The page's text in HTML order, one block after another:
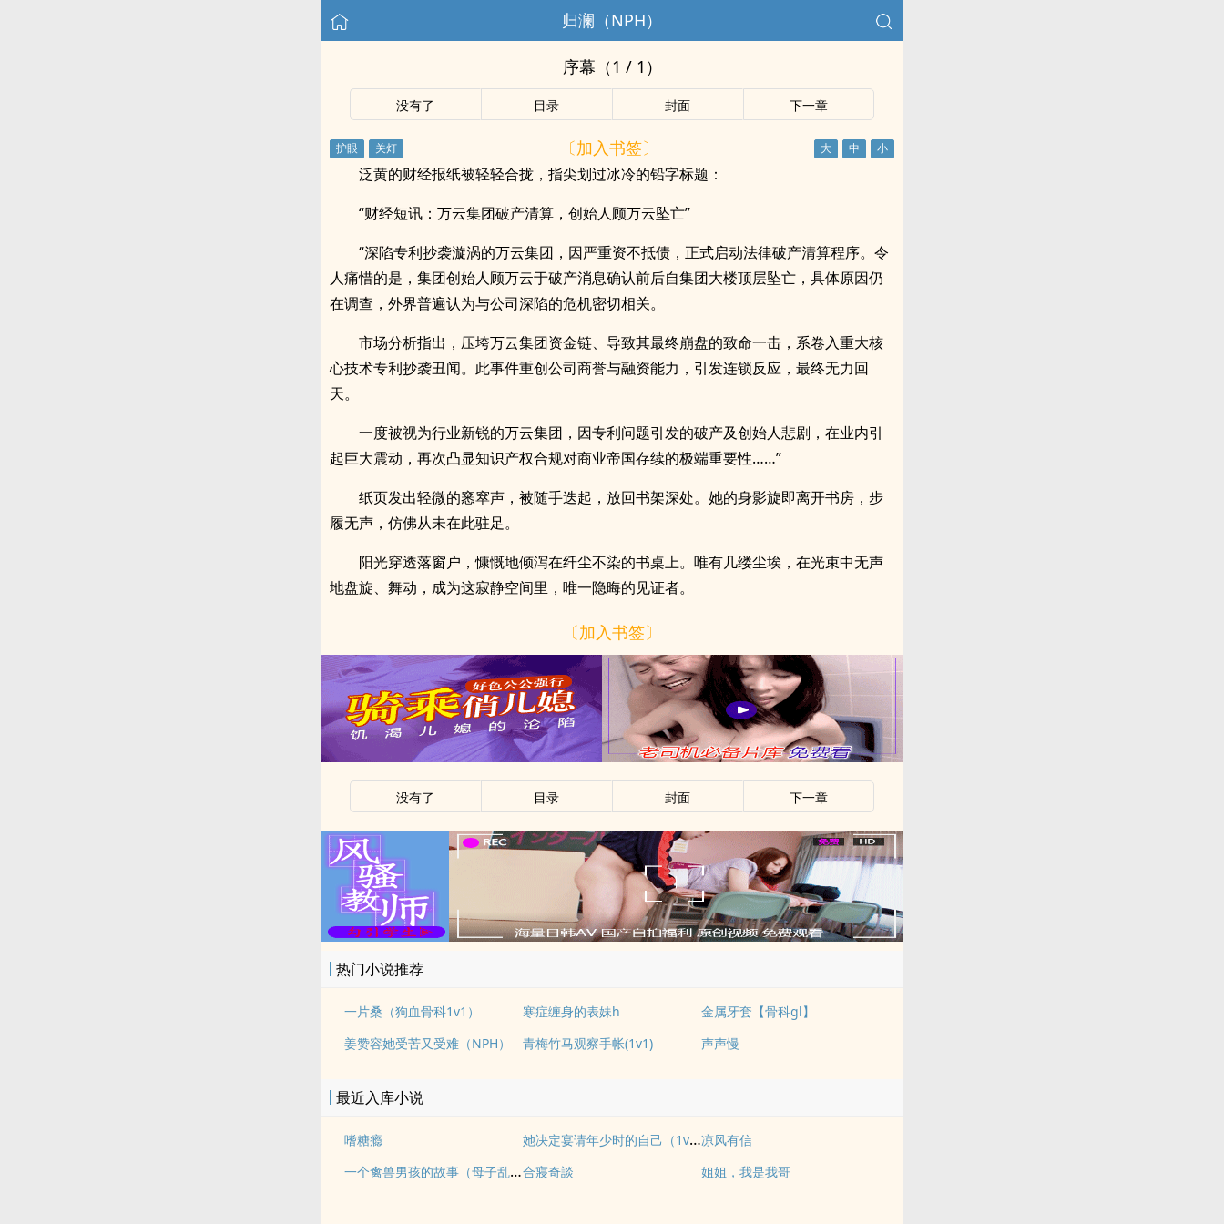
归澜（NPH）
序幕（1 / 1）
没有了 目录 封面 下一章
〔加入书签〕
泛黄的财经报纸被轻轻合拢，指尖划过冰冷的铅字标题：
“财经短讯：万云集团破产清算，创始人顾万云坠亡”
“深陷专利抄袭漩涡的万云集团，因严重资不抵债，正式启动法律破产清算程序。令
人痛惜的是，集团创始人顾万云于破产消息确认前后自集团大楼顶层坠亡，具体原因仍
在调查，外界普遍认为与公司深陷的危机密切相关。
市场分析指出，压垮万云集团资金链、导致其最终崩盘的致命一击，系卷入重大核
心技术专利抄袭丑闻。此事件重创公司商誉与融资能力，引发连锁反应，最终无力回
天。
一度被视为行业新锐的万云集团，因专利问题引发的破产及创始人悲剧，在业内引
起巨大震动，再次凸显知识产权合规对商业帝国存续的极端重要性……”
纸页发出轻微的窸窣声，被随手迭起，放回书架深处。她的身影旋即离开书房，步
履无声，仿佛从未在此驻足。
阳光穿透落窗户，慷慨地倾泻在纤尘不染的书桌上。唯有几缕尘埃，在光束中无声
地盘旋、舞动，成为这寂静空间里，唯一隐晦的见证者。
〔加入书签〕
没有了 目录 封面 下一章
热门小说推荐
一片桑（狗血骨科1v1） 寒症缠身的表妹h
金属牙套【骨科gl】
姜赞容她受苦又受难（NPH）
青梅竹马观察手帐(1v1) 声声慢
最近入库小说
嗜糖瘾 她决定宴请年少时的自己（1v1H）凉风有信
一个禽兽男孩的故事（母子乱伦）合寢奇談 姐姐，我是我哥